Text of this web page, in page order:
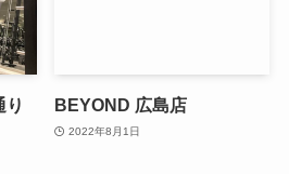
り
BEYOND 広島店
2022年8月1日